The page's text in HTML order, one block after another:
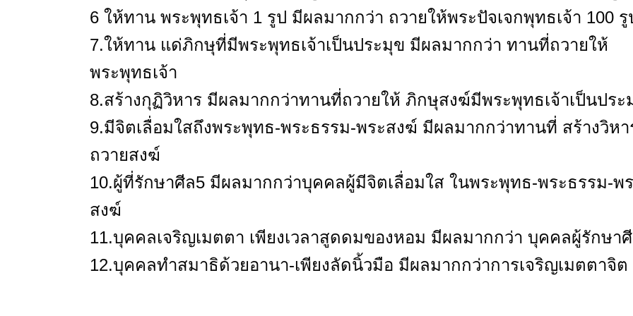
6 ให้ทาน พระพุทธเจ้า 1 รูป มีผลมากกว่า ถวายให้พระปัจเจกพุทธเจ้า 100 รู
7.ให้ทาน แด่ภิกษุที่มีพระพุทธเจ้าเป็นประมุข มีผลมากกว่า ทานที่ถวายให้
พระพุทธเจ้า
8.สร้างกุฏิวิหาร มีผลมากกว่าทานที่ถวายให้ ภิกษุสงฆ์มีพระพุทธเจ้าเป็นประ
9.มีจิตเลื่อมใสถึงพระพุทธ-พระธรรม-พระสงฆ์ มีผลมากกว่าทานที่ สร้างวิหา
ถวายสงฆ์
10.ผู้ที่รักษาศีล5 มีผลมากกว่าบุคคลผู้มีจิตเลื่อมใส ในพระพุทธ-พระธรรม-พ
สงฆ์
11.บุคคลเจริญเมตตา เพียงเวลาสูดดมของหอม มีผลมากกว่า บุคคลผู้รักษา
12.บุคคลทำสมาธิด้วยอานา-เพียงลัดนิ้วมือ มีผลมากกว่าการเจริญเมตตาจิต